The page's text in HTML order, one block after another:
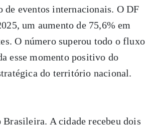
de eventos internacionais. O DF
um aumento de 75,6% em
O número superou todo o fluxo
esse momento positivo do
do território nacional.
Brasileira. A cidade recebeu dois